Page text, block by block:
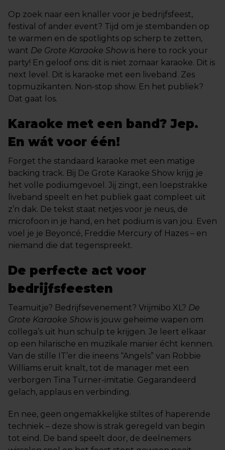
Op zoek naar een knaller voor je bedrijfsfeest,
festival of ander event? Tijd om je stembanden op
te warmen en de spotlights op scherp te zetten,
want De Grote Karaoke Showis here to rock your
party! En geloof ons: dit is niet zomaar karaoke. Dit is
next level. Dit is karaoke met een liveband. Zes
topmuzikanten. Non-stop show. En het publiek?
Dat gaat los.
Karaoke met een band? Jep.
En wát voor één!
Forget the standaard karaoke met een matige
backing track. Bij De Grote Karaoke Show krijg je
het volle podiumgevoel. Jij zingt, een loepstrakke
liveband speelt en het publiek gaat compleet uit
z’n dak. De tekst staat netjes voor je neus, de
microfoon in je hand, en het podium is van jou. Even
voel je je Beyoncé, Freddie Mercury of Hazes – en
niemand die dat tegenspreekt.
De perfecte act voor
bedrijfsfeesten
Teamuitje? Bedrijfsevenement? Vrijmibo XL? De
Grote Karaoke Showis jouw geheime wapen om
collega’s uit hun schulp te krijgen. Je leert elkaar
op een hilarische en muzikale manier écht kennen.
Van de stille IT’er die ineens “Angels” van Robbie
Williams eruit knalt, tot de manager met een
verborgen Tina Turner-imitatie. Gegarandeerd
gelach, applaus en verbinding.
En nee, geen ongemakkelijke stiltes of haperende
techniek – deze show is strak geregeld van begin
tot eind. De band speelt door, de deelnemers